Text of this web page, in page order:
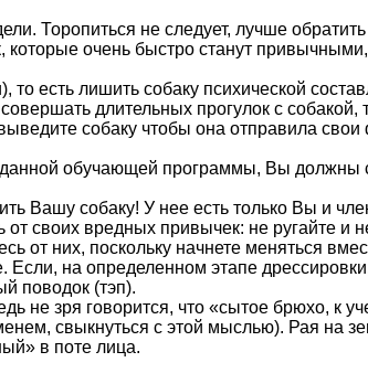
Торопиться не следует, лучше
очень быстро станут
есть лишить собаку психической
длительных прогулок с
собаку чтобы она отправила свои
обучающей программы, Вы
Вашу собаку! У нее есть только Вы и
своих вредных привычек: не ругайте и
от них, поскольку начнете меняться
на определенном этапе
поводок (тэп).
зря говорится, что «сытое брюхо, к
свыкнуться с этой мыслью). Рая на
в поте лица.